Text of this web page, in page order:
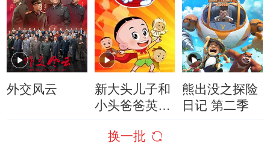
外交风云
新大头儿子和
小头爸爸英雄
熊出没之探险
日记 第二季
换一批